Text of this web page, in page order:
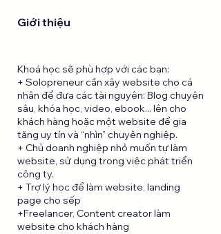
Giới thiệu
Khoá học sẽ phù hợp với các bạn:
+ Solopreneur cần xây website cho cá
nhân để đưa các tài nguyên: Blog chuyên
sâu, khóa học, video, ebook... lên cho
khách hàng hoặc một website để gia
tăng uy tín và “nhìn” chuyên nghiệp.
+ Chủ doanh nghiệp nhỏ muốn tự làm
website, sử dụng trong việc phát triển
công ty.
+ Trợ lý học để làm website, landing
page cho sếp
+Freelancer, Content creator làm
website cho khách hàng